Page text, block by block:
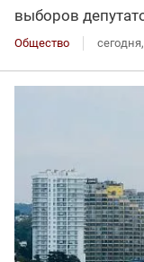
выборов
Общество